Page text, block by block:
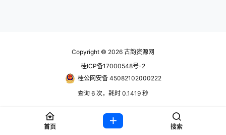
Copyright © 2026 古韵资源网
桂ICP备17000548号-2
桂公网安备 45082102000222
查询 6 次，耗时 0.1419 秒
首页 搜索